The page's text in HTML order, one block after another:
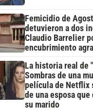
Femicidio de
detuvieron a dos
Claudio Barrelier
encubrimiento
La historia real de
Sombras de una
película de Netflix
de una esposa
su marido